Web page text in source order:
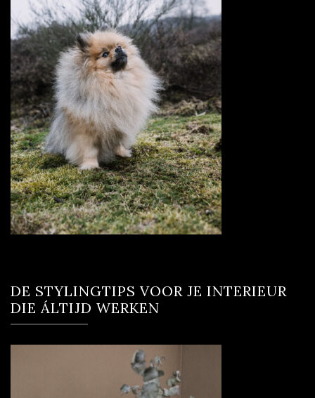
DE STYLINGTIPS VOOR JE INTERIEUR
DIE ÁLTIJD WERKEN